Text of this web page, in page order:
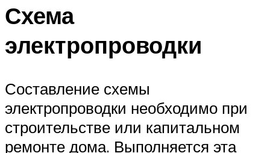
Схема
электропроводки
Составление схемы
электропроводки необходимо при
строительстве или капитальном
ремонте дома. Выполняется эта